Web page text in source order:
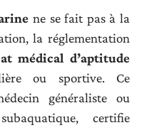
ne se fait pas à la
la réglementation
médical d’aptitude
ou sportive. Ce
généraliste ou
certifie